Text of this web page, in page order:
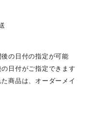
の日付の指定が可能
日付がご指定できます
商品は、オーダーメイ